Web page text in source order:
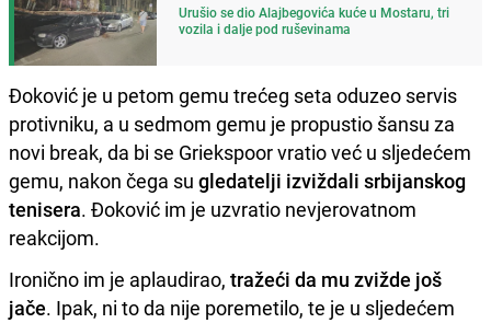
Urušio se dio Alajbegovića kuće u Mostaru, tri
vozila i dalje pod ruševinama
Đoković je u petom gemu trećeg seta oduzeo servis
protivniku, a u sedmom gemu je propustio šansu za
novi break, da bi se Griekspoor vratio već u sljedećem
gemu, nakon čega su gledatelji izviždali srbijanskog
tenisera. Đoković im je uzvratio nevjerovatnom
reakcijom.
Ironično im je aplaudirao, tražeći da mu zvižde još
jače. Ipak, ni to da nije poremetilo, te je u sljedećem